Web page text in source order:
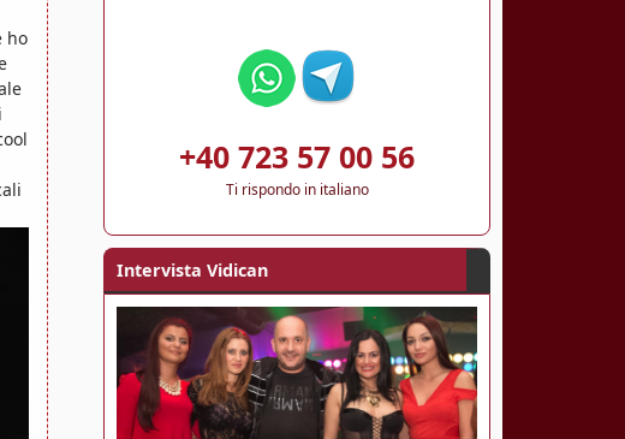
ho
+40 723 57 00 56
Ti rispondo in italiano
Intervista Vidican